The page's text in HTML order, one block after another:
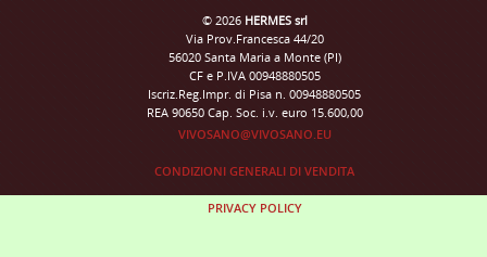
© 2026 HERMES srl
Via Prov.Francesca 44/20
56020 Santa Maria a Monte (PI)
CF e P.IVA 00948880505
Iscriz.Reg.Impr. di Pisa n. 00948880505
REA 90650 Cap. Soc. i.v. euro 15.600,00
VIVOSANO@VIVOSANO.EU
CONDIZIONI GENERALI DI VENDITA
PRIVACY POLICY